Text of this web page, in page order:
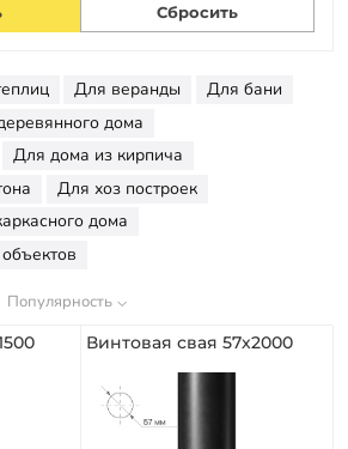
Для веранды
Для бани
дома
Для дома из кирпича
Для хоз построек
дома
Популярность
Винтовая свая 57х2000